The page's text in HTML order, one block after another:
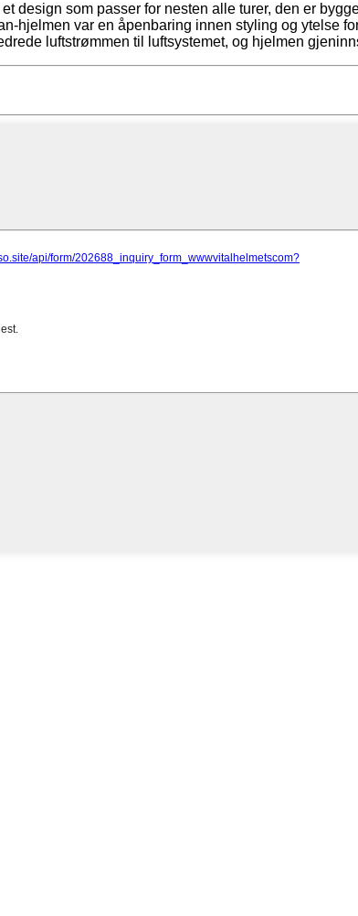
design som passer for nesten alle turer, den er
hjelmen var en åpenbaring innen styling og ytelse
luftstrømmen til luftsystemet, og hjelmen